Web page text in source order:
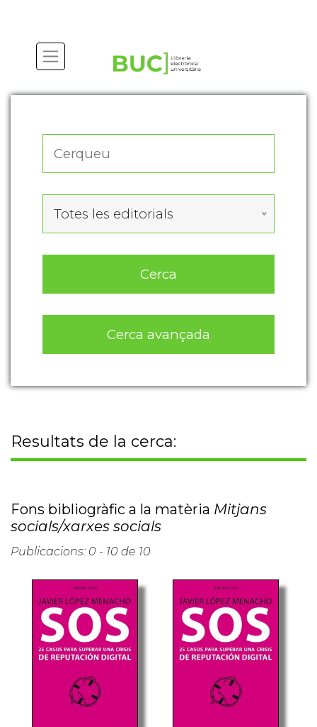
Totes les editorials
Cerca
Cerca avançada
Resultats de la cerca:
Fons bibliogràfic a la matèria Mitjans
socials/xarxes socials
Publicacions: 0 - 10 de 10